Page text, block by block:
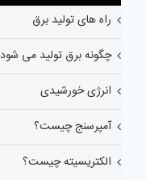
راه های تولید برق
چگونه برق تولید می شود
انرژی خورشیدی
آمپرسنج چیست؟
الکتریسیته چیست؟